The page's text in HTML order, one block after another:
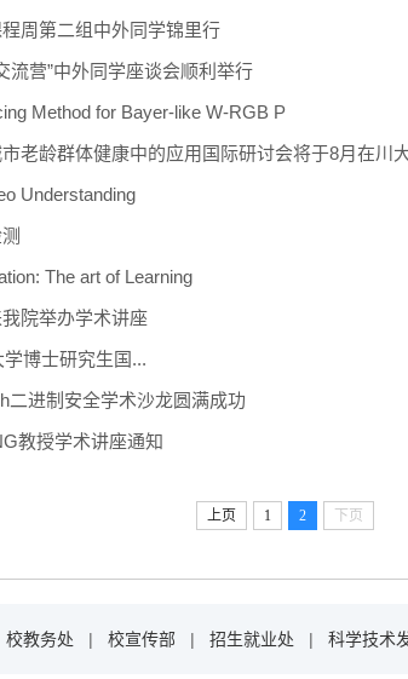
周第二组中外同学锦里行
流营”中外同学座谈会顺利举行
Method for Bayer-like W-RGB P
老龄群体健康中的应用国际研讨会将于8月在川
Understanding
The art of Learning
院举办学术讲座
博士研究生国...
二进制安全学术沙龙圆满成功
教授学术讲座通知
上页 1 2 下页
校教务处 | 校宣传部 | 招生就业处 | 科学技术